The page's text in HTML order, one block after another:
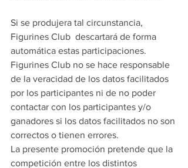
Si se produjera tal circunstancia,
Figurines Club  descartará de forma
automática estas participaciones.
Figurines Club no se hace responsable
de la veracidad de los datos facilitados
por los participantes ni de no poder
contactar con los participantes y/o
ganadores si los datos facilitados no son
correctos o tienen errores.
La presente promoción pretende que la
competición entre los distintos